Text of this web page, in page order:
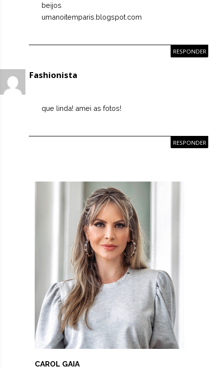
beijos
umanoitemparis.blogspot.com
RESPONDER
Fashionista
que linda! amei as fotos!
RESPONDER
CAROL GAIA